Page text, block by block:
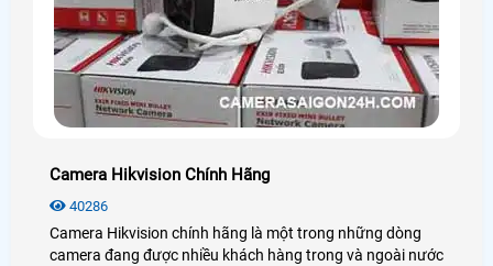
Camera Hikvision Chính Hãng
40286
Camera Hikvision chính hãng là một trong những dòng
camera đang được nhiều khách hàng trong và ngoài nước